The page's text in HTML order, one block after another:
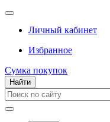
Личный кабинет
Избранное
Сумка покупок
Найти